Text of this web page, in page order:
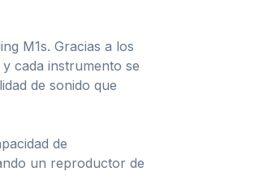
M1s. Gracias a los
cada instrumento se
de sonido que
de
un reproductor de